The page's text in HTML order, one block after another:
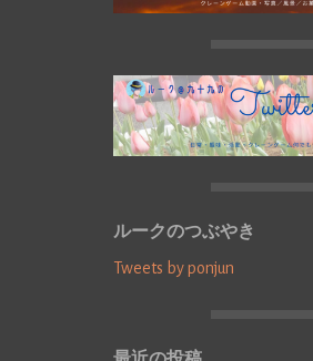
ルークのつぶやき
Tweets by ponjun